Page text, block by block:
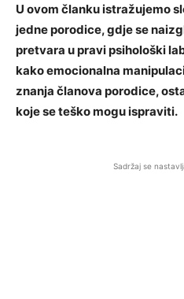
U ovom članku istražujemo
jedne porodice, gdje se
pretvara u pravi psihološki
kako emocionalna
znanja članova porodice,
koje se teško mogu ispraviti.
Sadržaj se